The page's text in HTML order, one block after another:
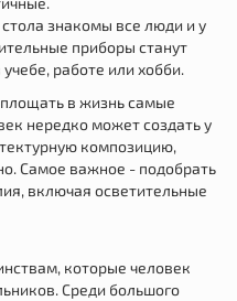
знакомы все люди и у
приборы станут
работе или хобби.
в жизнь самые
нередко может создать у
композицию,
Самое важное - подобрать
включая осветительные
которые человек
Среди большого